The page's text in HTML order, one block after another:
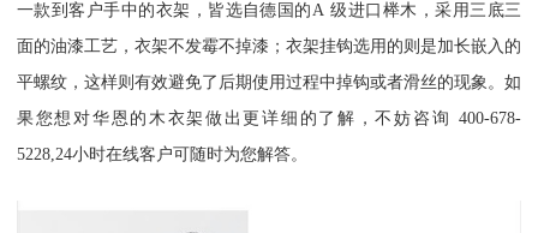
一款到客户手中的衣架，皆选自德国的A 级进口榉木，采用三底三
面的油漆工艺，衣架不发霉不掉漆；衣架挂钩选用的则是加长嵌入的
平螺纹，这样则有效避免了后期使用过程中掉钩或者滑丝的现象。如
果您想对华恩的木衣架做出更详细的了解，不妨咨询
400-678-
5228,24小时在线客户可随时为您解答。